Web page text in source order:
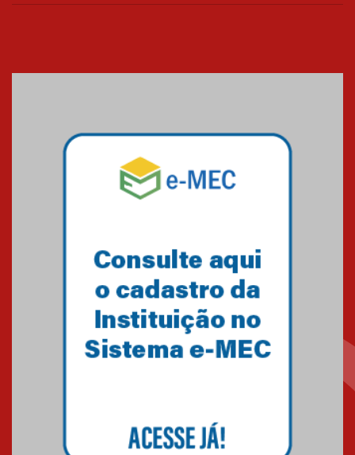
Mackenzie mobiliza campanha
solidária para apoiar famílias em
Minas Gerais
Primeiro culto do ano ressalta o
27.02.2026